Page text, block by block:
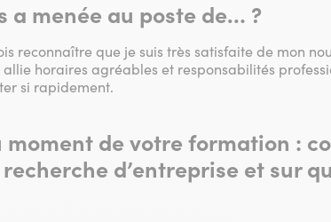
a menée au poste de… ?
reconnaître que je suis très satisfaite de mon
horaires agréables et responsabilités
si rapidement.
de votre formation :
d’entreprise et sur